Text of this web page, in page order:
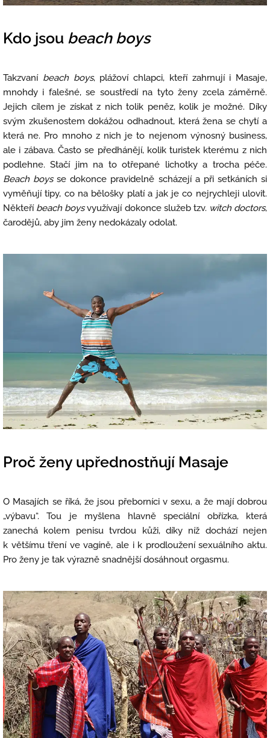
Kdo jsou beach boys
Takzvaní beach boys, plážoví chlapci, kteří zahrnují i Masaje,
mnohdy i falešné, se soustředí na tyto ženy zcela záměrně.
Jejich cílem je získat z nich tolik peněz, kolik je možné. Díky
svým zkušenostem dokážou odhadnout, která žena se chytí a
která ne. Pro mnoho z nich je to nejenom výnosný business,
ale i zábava. Často se předhánějí, kolik turistek kterému z nich
podlehne. Stačí jim na to otřepané lichotky a trocha péče.
Beach boysse dokonce pravidelně scházejí a při setkáních si
vyměňují tipy, co na bělošky platí a jak je co nejrychleji ulovit.
Někteří beach boysvyužívají dokonce služeb tzv. witch doctors,
čarodějů, aby jim ženy nedokázaly odolat.
Proč ženy upřednostňují Masaje
O Masajích se říká, že jsou přeborníci v sexu, a že mají dobrou
„výbavu“. Tou je myšlena hlavně speciální obřízka, která
zanechá kolem penisu tvrdou kůži, díky níž dochází nejen
k většímu tření ve vagíně, ale i k prodloužení sexuálního aktu.
Pro ženy je tak výrazně snadnější dosáhnout orgasmu.